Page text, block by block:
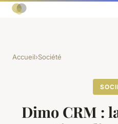
Accueil›Société
Dimo CRM :